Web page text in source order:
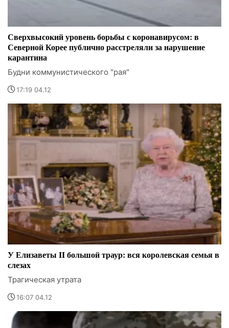
Сверхвысокий уровень борьбы с коронавирусом: в
Северной Корее публично расстреляли за нарушение
карантина
Будни коммунистического "рая"
17:19 04.12
У Елизаветы II большой траур: вся королевская семья в
слезах
Трагическая утрата
16:07 04.12